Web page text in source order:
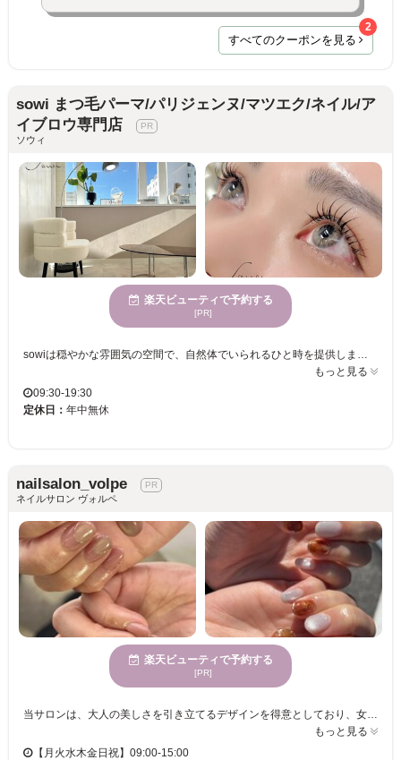
すべてのクーポンを見る
2
sowi まつ毛パーマ/パリジェンヌ/マツエク/ネイル/ア
イブロウ専門店
ソウィ
楽天ビューティで予約する
[PR]
sowiは穏やかな雰囲気の空間で、自然体でいられるひと時を提供します。特にマンツーマンの丁寧なカウンセリングと施術が魅力的で、あなた自身の個性を最大限に引き出すサロンです。また、女性に非常に人気があり、自分らしさを追求する方に最適です。子連れのお客様にも嬉しい個室の設置や駐車場の完備で、気持ちよく周囲を気にせず利用できます。sowiにて、上質でリラックスできる時間をぜひともお楽しみください。一度訪れれば、その居心地の良さに感動されることでしょう。
もっと見る
09:30-19:30
定休日： 年中無休
nailsalon_volpe
ネイルサロン ヴォルペ
楽天ビューティで予約する
[PR]
もっと見る
【月火水木金日祝】09:00-15:00